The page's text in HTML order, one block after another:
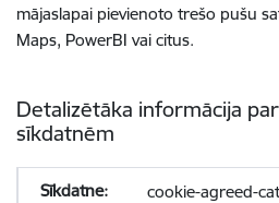
mājaslapai pievienoto trešo pušu
Maps, PowerBI vai citus.
Detalizētāka informācija
sīkdatnēm
cookie-agreed-